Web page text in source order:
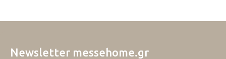
Newsletter messehome.gr